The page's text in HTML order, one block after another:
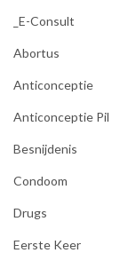
_E-Consult
Abortus
Anticonceptie
Anticonceptie Pil
Besnijdenis
Condoom
Drugs
Eerste Keer